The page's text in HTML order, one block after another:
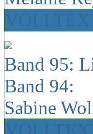
Band 95:
Band 94:
Sabine